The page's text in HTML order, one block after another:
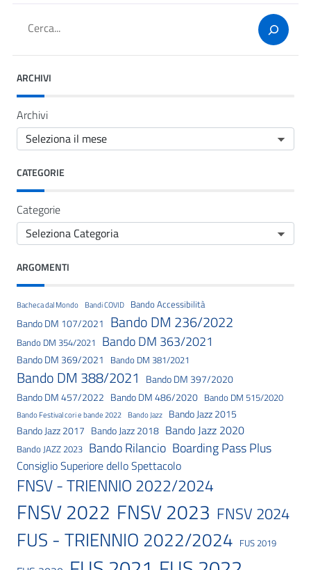
Cerca
ARCHIVI
Archivi
CATEGORIE
Categorie
ARGOMENTI
Bacheca dal Mondo Bandi COVID Bando Accessibilità
Bando DM 107/2021 Bando DM 236/2022
Bando DM 354/2021 Bando DM 363/2021
Bando DM 369/2021 Bando DM 381/2021
Bando DM 388/2021 Bando DM 397/2020
Bando DM 457/2022 Bando DM 486/2020 Bando DM 515/2020
Bando Festival cori e bande 2022 Bando Jazz
Bando Jazz 2015
Bando Jazz 2017 Bando Jazz 2018 Bando Jazz 2020
Bando JAZZ 2023 Bando Rilancio Boarding Pass Plus
Consiglio Superiore dello Spettacolo
FNSV - TRIENNIO 2022/2024
FNSV 2022 FNSV 2023 FNSV 2024
FUS - TRIENNIO 2022/2024 FUS 2019